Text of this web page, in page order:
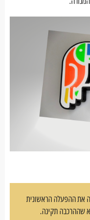
את ההפעלה הראשונית
שההרכבה תקינה.